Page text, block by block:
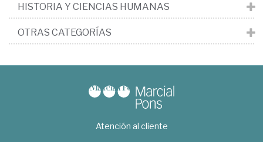
HISTORIA Y CIENCIAS HUMANAS
OTRAS CATEGORÍAS
Atención al cliente